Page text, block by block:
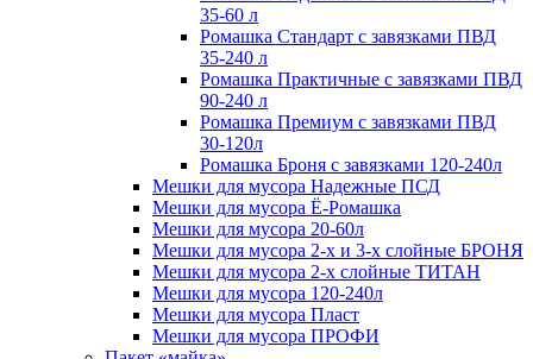
35-60 л
Ромашка Стандарт с завязками ПВД
35-240 л
Ромашка Практичные с завязками ПВД
90-240 л
Ромашка Премиум с завязками ПВД
30-120л
Ромашка Броня с завязками 120-240л
Мешки для мусора Надежные ПСД
Мешки для мусора Ё-Ромашка
Мешки для мусора 20-60л
Мешки для мусора 2-х и 3-х слойные БРОНЯ
Мешки для мусора 2-х слойные ТИТАН
Мешки для мусора 120-240л
Мешки для мусора Пласт
Мешки для мусора ПРОФИ